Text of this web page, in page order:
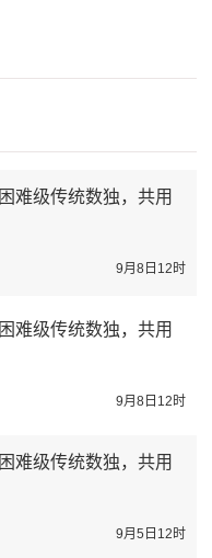
困难级传统数独，共用
9月8日12时
困难级传统数独，共用
9月8日12时
困难级传统数独，共用
9月5日12时